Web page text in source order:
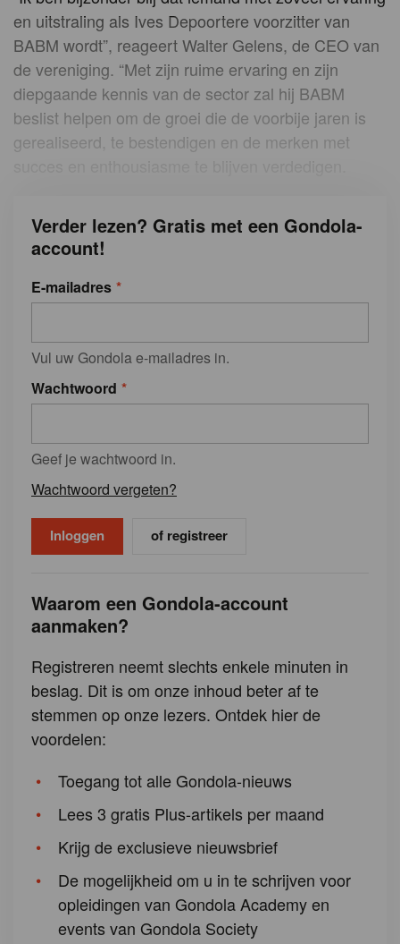
en uitstraling als Ives Depoortere voorzitter van
BABM wordt”, reageert Walter Gelens, de CEO van
de vereniging. “Met zijn ruime ervaring en zijn
diepgaande kennis van de sector zal hij BABM
beslist helpen om de groei die de voorbije jaren is
gerealiseerd, te bestendigen en de merken met
Verder lezen? Gratis met een Gondola-
account!
E-mailadres
Vul uw Gondola e-mailadres in.
Wachtwoord
Geef je wachtwoord in.
Wachtwoord vergeten?
of registreer
Waarom een Gondola-account
aanmaken?
Registreren neemt slechts enkele minuten in
beslag. Dit is om onze inhoud beter af te
stemmen op onze lezers. Ontdek hier de
voordelen:
Toegang tot alle Gondola-nieuws
Lees 3 gratis Plus-artikels per maand
Krijg de exclusieve nieuwsbrief
De mogelijkheid om u in te schrijven voor
opleidingen van Gondola Academy en
events van Gondola Society